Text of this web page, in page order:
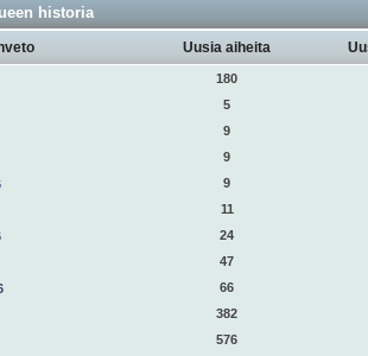
historia
Uusia aiheita
180
5
9
9
9
11
24
47
66
382
576